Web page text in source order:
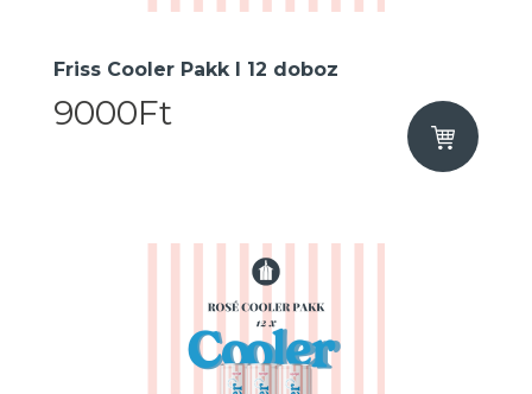
Friss Cooler Pakk I 12 doboz
9000Ft